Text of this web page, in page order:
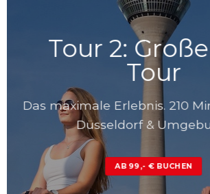
Tour 2:
Tour
Das maximale Erlebnis. 210
Düsseldorf &
AB 99,- € BUCHEN